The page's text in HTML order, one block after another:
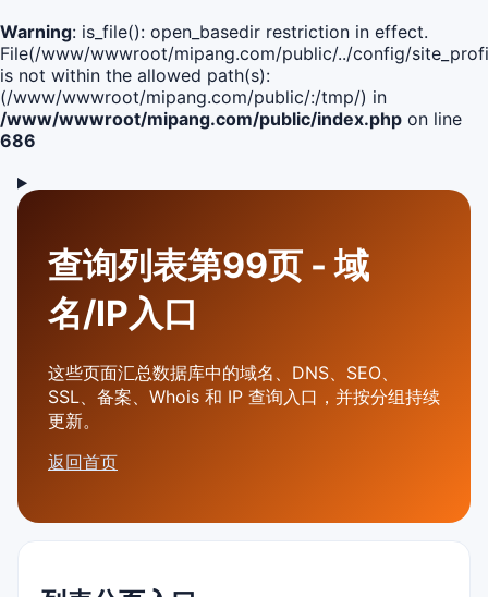
Warning: is_file(): open_basedir restriction in effect.
File(/www/wwwroot/mipang.com/public/../config/
is not within the allowed path(s):
(/www/wwwroot/mipang.com/public/:/tmp/) in
/www/wwwroot/mipang.com/public/index.php on line
686
查询列表第99页 - 域
名/IP入口
这些页面汇总数据库中的域名、DNS、SEO、
SSL、备案、Whois 和 IP 查询入口，并按分组持续
更新。
返回首页